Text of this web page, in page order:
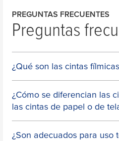
PREGUNTAS FRECUENTES
Preguntas
¿Qué son las cintas
¿Cómo se diferencian las
las cintas de papel o de
¿Son adecuados para uso